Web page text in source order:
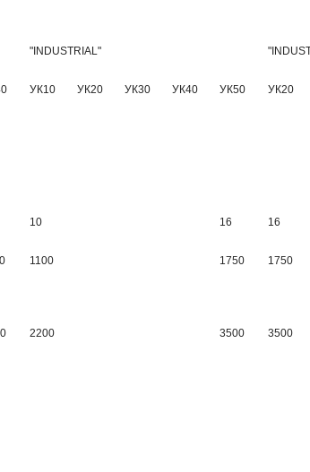
"INDUSTRIAL"
УК10 УК20 УК30 УК40 УК50 УК20
10 16 16
1100 1750 1750
2200 3500 3500